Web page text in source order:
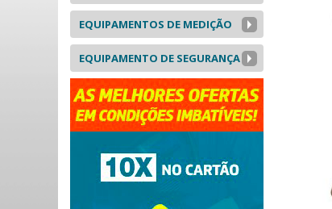
EQUIPAMENTOS DE MEDIÇÃO
EQUIPAMENTO DE SEGURANÇA